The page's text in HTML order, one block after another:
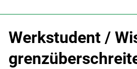
Werkstudent /